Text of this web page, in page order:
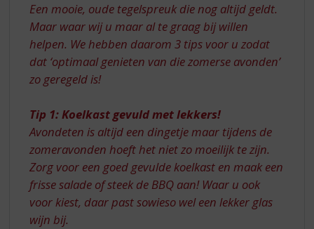
Een mooie, oude tegelspreuk die nog altijd geldt.
Maar waar wij u maar al te graag bij willen
helpen. We hebben daarom 3 tips voor u zodat
dat ‘optimaal genieten van die zomerse avonden’
zo geregeld is!
Tip 1: Koelkast gevuld met lekkers!
Avondeten is altijd een dingetje maar tijdens de
zomeravonden hoeft het niet zo moeilijk te zijn.
Zorg voor een goed gevulde koelkast en maak een
frisse salade of steek de BBQ aan! Waar u ook
voor kiest, daar past sowieso wel een lekker glas
wijn bij.